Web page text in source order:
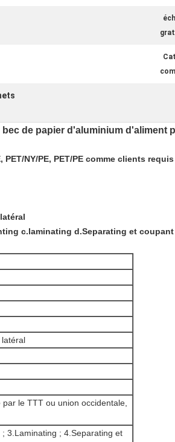
de papier d'aluminium d'aliment
PET/NY/PE, PET/PE comme clients
c.laminating d.Separating et
latéral
le TTT ou union occidentale,
3.Laminating ; 4.Separating et